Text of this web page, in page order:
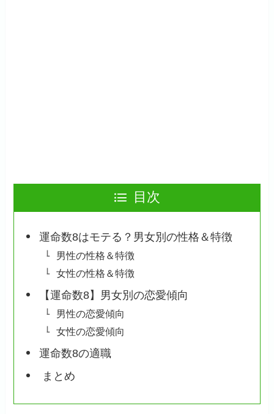
目次
運命数8はモテる？男女別の性格＆特徴
男性の性格＆特徴
女性の性格＆特徴
【運命数8】男女別の恋愛傾向
男性の恋愛傾向
女性の恋愛傾向
運命数8の適職
まとめ